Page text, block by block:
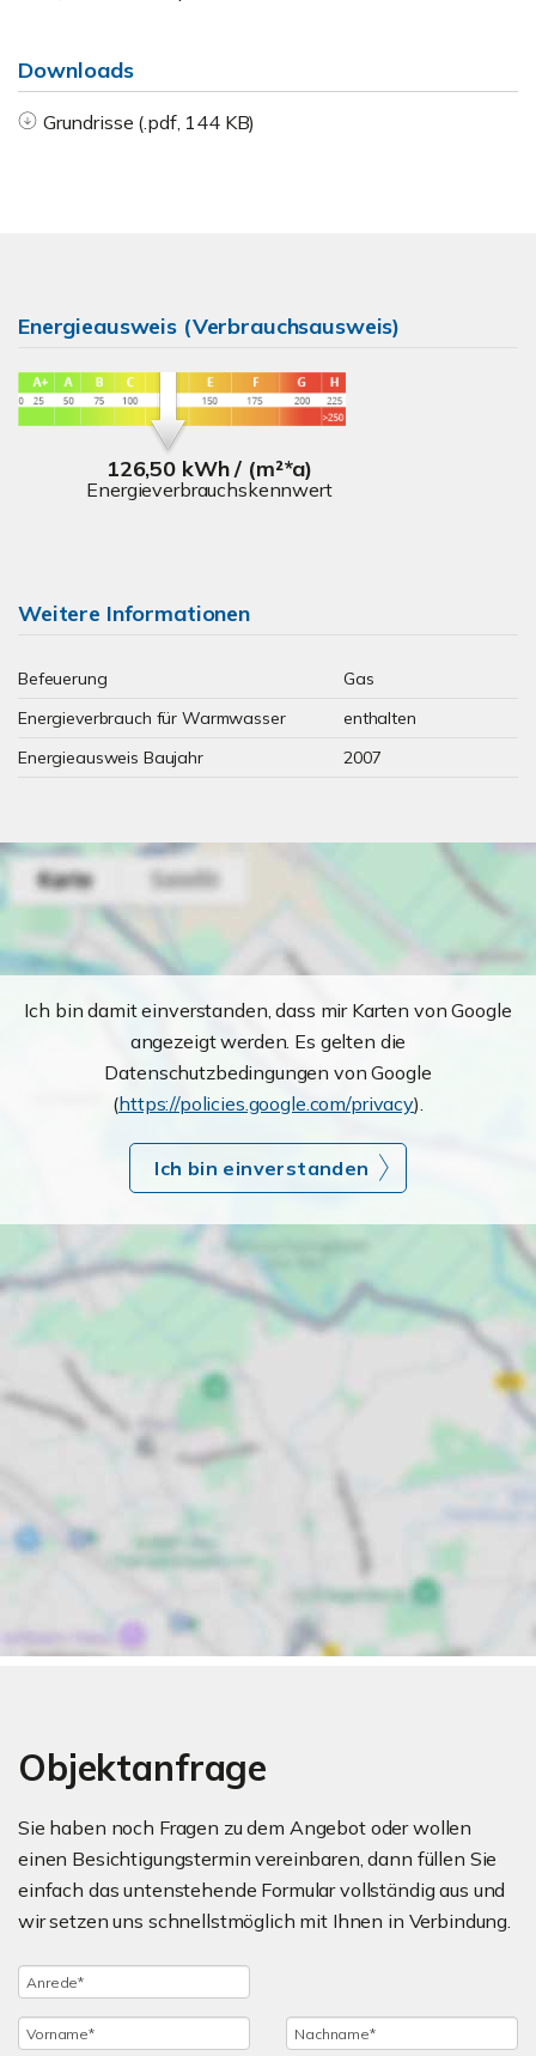
Downloads
Grundrisse (.pdf, 144 KB)
Energieausweis (Verbrauchsausweis)
126,50 kWh / (m²*a)
Energieverbrauchskennwert
Weitere Informationen
Befeuerung
Gas
Energieverbrauch für Warmwasser
enthalten
Energieausweis Baujahr
2007
Ich bin damit einverstanden, dass mir Karten von Google
angezeigt werden. Es gelten die
Datenschutzbedingungen von Google
(https://policies.google.com/privacy).
Ich bin einverstanden
Objektanfrage
Sie haben noch Fragen zu dem Angebot oder wollen
einen Besichtigungstermin vereinbaren, dann füllen Sie
einfach das untenstehende Formular vollständig aus und
wir setzen uns schnellstmöglich mit Ihnen in Verbindung.